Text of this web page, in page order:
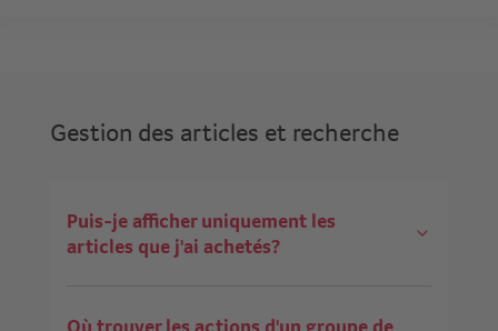
Gestion des articles et recherche
Puis-je afficher uniquement les
articles que j'ai achetés?
Où trouver les actions d'un groupe de